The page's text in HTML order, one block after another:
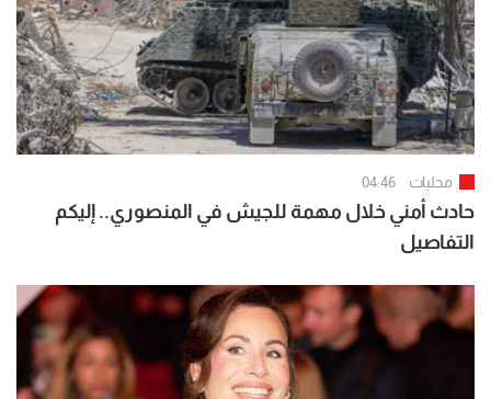
محليات 04:46
حادث أمني خلال مهمة للجيش في المنصوري.. إليكم
التفاصيل